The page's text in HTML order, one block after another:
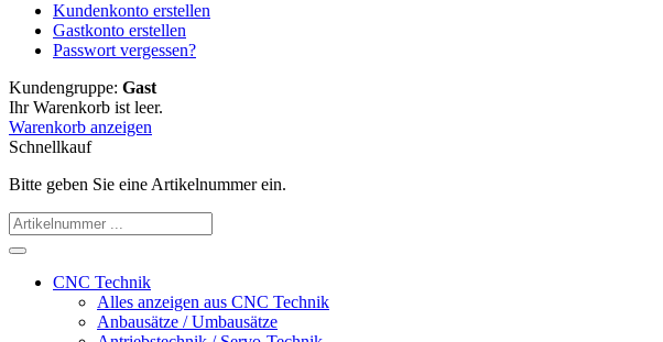
Kundenkonto erstellen
Gastkonto erstellen
Passwort vergessen?
Kundengruppe: Gast
Ihr Warenkorb ist leer.
Warenkorb anzeigen
Schnellkauf
Bitte geben Sie eine Artikelnummer ein.
CNC Technik
Alles anzeigen aus CNC Technik
Anbausätze / Umbausätze